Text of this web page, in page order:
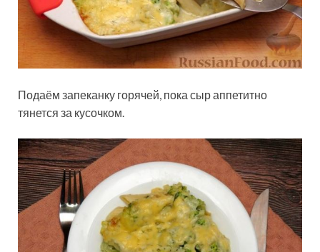
Подаём запеканку горячей, пока сыр аппетитно
тянется за кусочком.